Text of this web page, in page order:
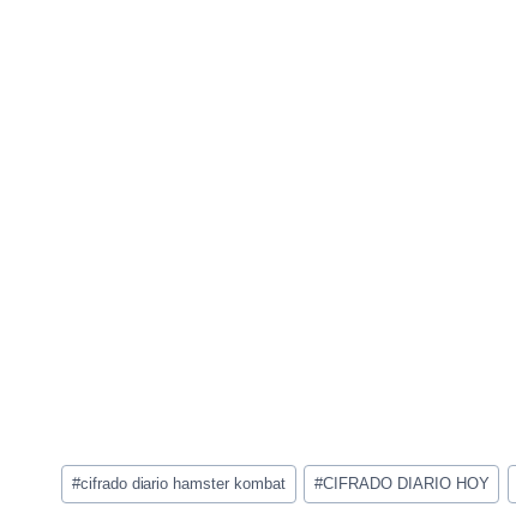
Etiquetas
de
#cifrado diario hamster kombat #CIFRADO DIARIO HOY